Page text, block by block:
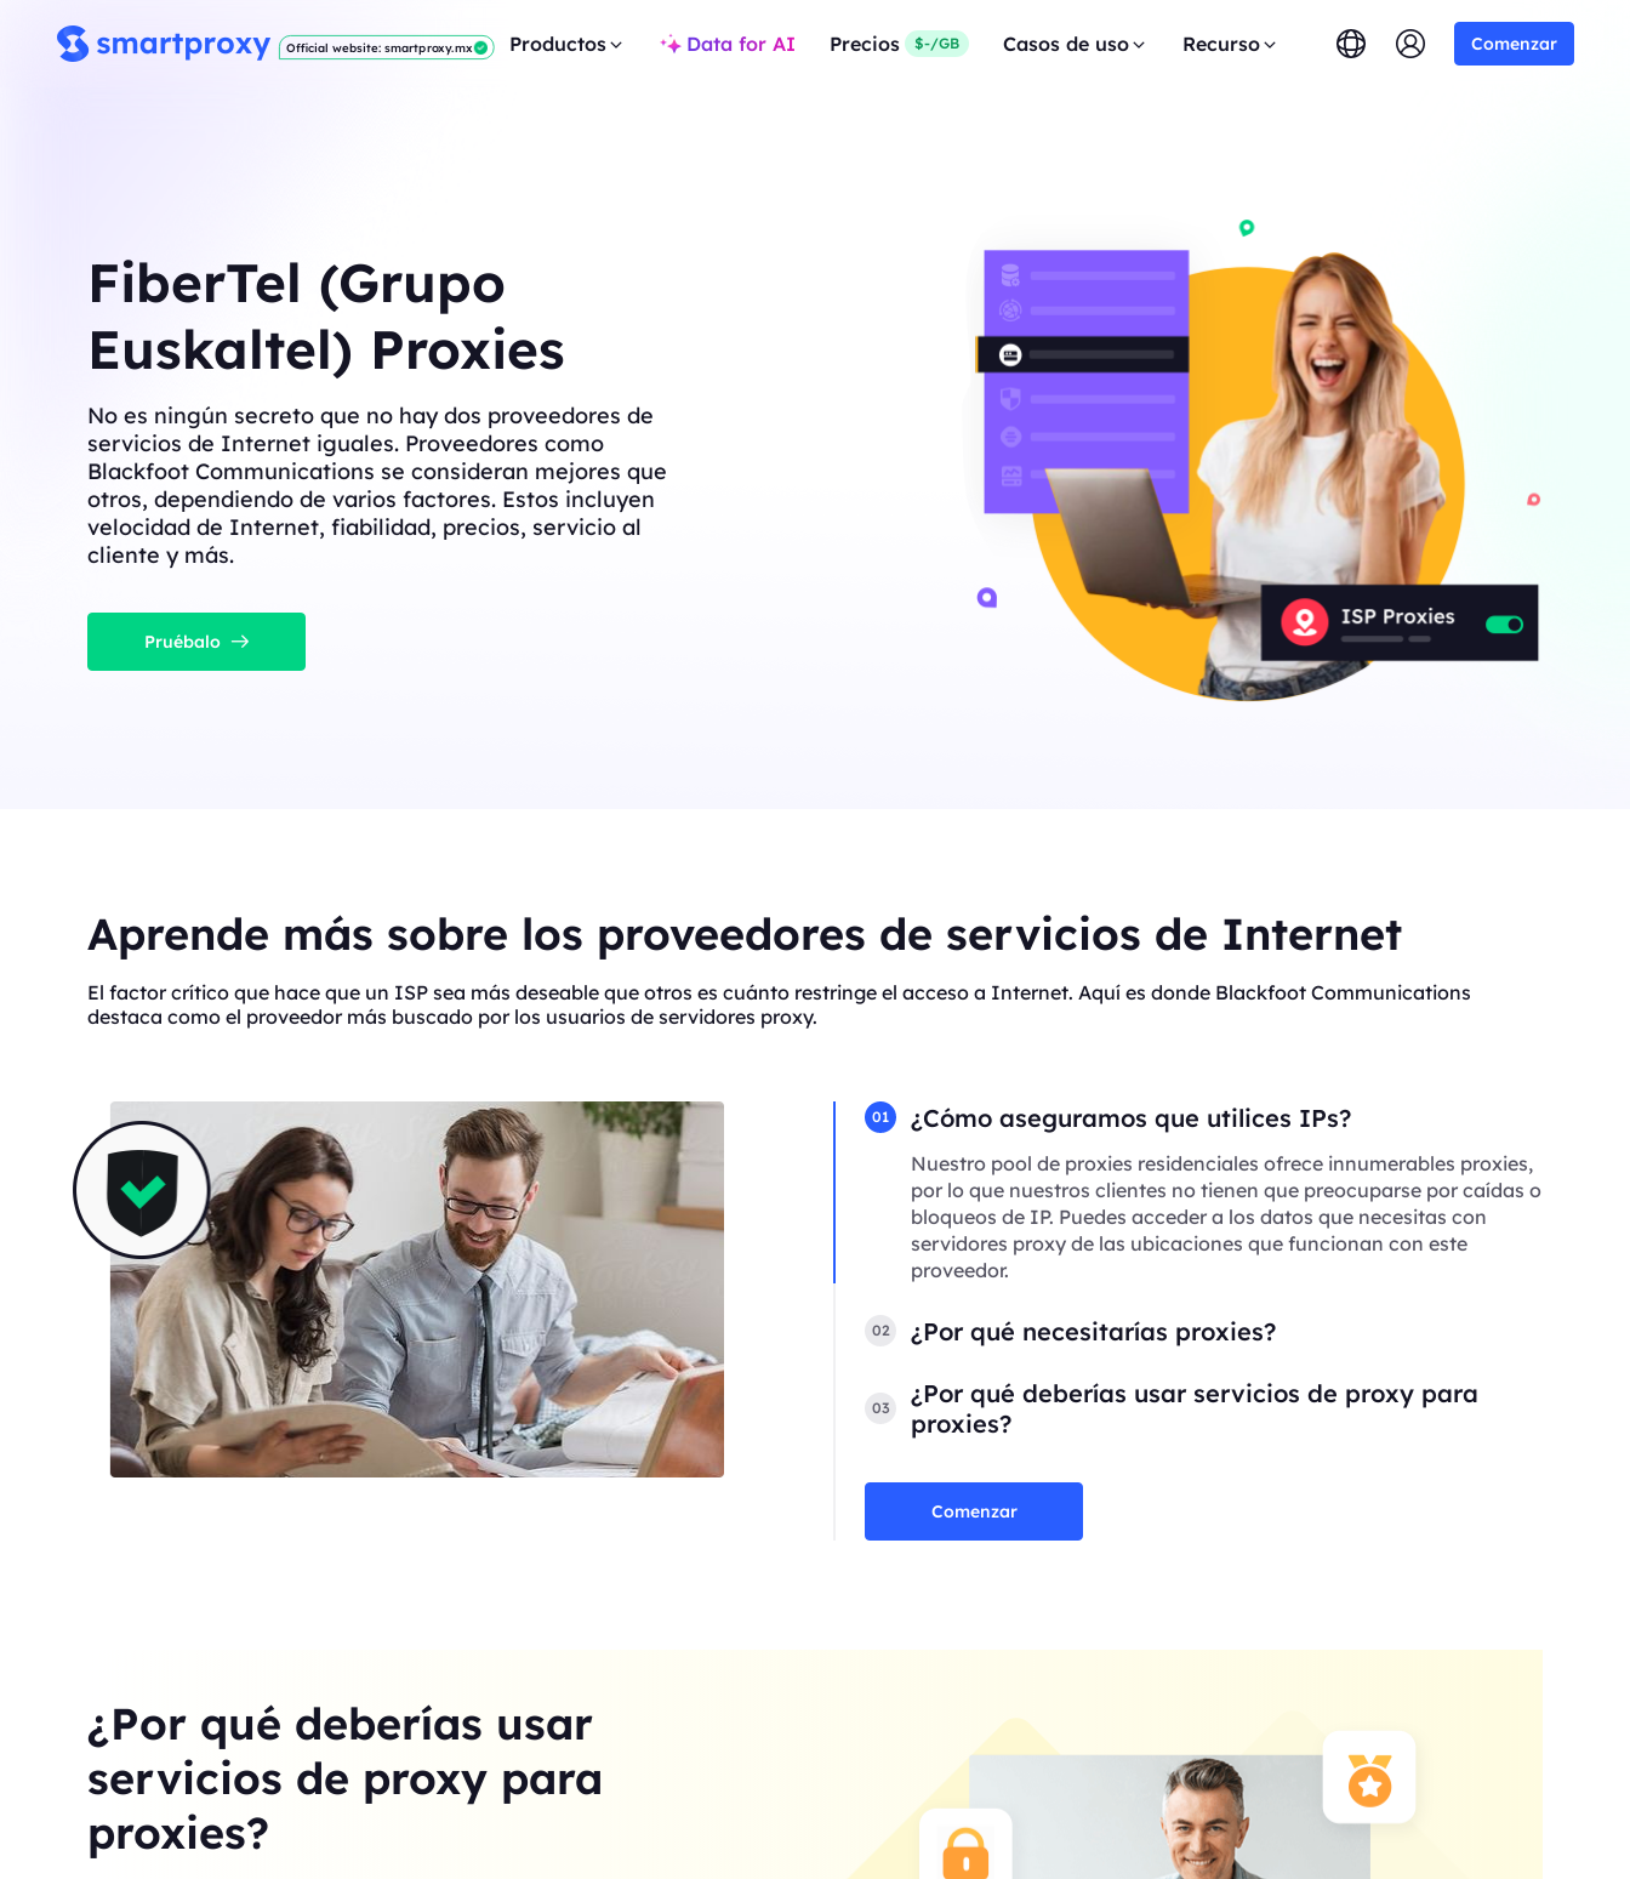
Official website: smartproxy.mx Productos Data for AI Precios $-/GB Casos de uso Recurso Comenzar
FiberTel (Grupo
Euskaltel) Proxies
No es ningún secreto que no hay dos proveedores de
servicios de Internet iguales. Proveedores como
Blackfoot Communications se consideran mejores que
otros, dependiendo de varios factores. Estos incluyen
velocidad de Internet, fiabilidad, precios, servicio al
cliente y más.
Pruébalo
Aprende más sobre los proveedores de servicios de Internet
El factor crítico que hace que un ISP sea más deseable que otros es cuánto restringe el acceso a Internet. Aquí es donde Blackfoot Communications
destaca como el proveedor más buscado por los usuarios de servidores proxy.
01 ¿Cómo aseguramos que utilices IPs?
Nuestro pool de proxies residenciales ofrece innumerables proxies,
por lo que nuestros clientes no tienen que preocuparse por caídas o
bloqueos de IP. Puedes acceder a los datos que necesitas con
servidores proxy de las ubicaciones que funcionan con este
proveedor.
02 ¿Por qué necesitarías proxies?
03
¿Por qué deberías usar servicios de proxy para
proxies?
Comenzar
¿Por qué deberías usar
servicios de proxy para
proxies?